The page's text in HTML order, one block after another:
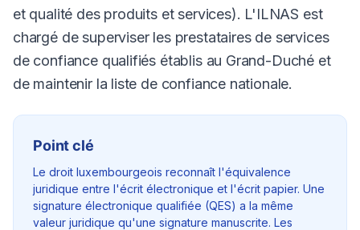
et qualité des produits et services). L'ILNAS est
chargé de superviser les prestataires de services
de confiance qualifiés établis au Grand-Duché et
de maintenir la liste de confiance nationale.
Point clé
Le droit luxembourgeois reconnaît l'équivalence
juridique entre l'écrit électronique et l'écrit papier. Une
signature électronique qualifiée (QES) a la même
valeur juridique qu'une signature manuscrite. Les